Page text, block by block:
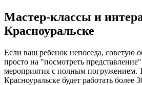
Мастер-классы и
Красноуральске
Если ваш ребенок непоседа, советую
просто на "посмотреть
мероприятия с полным погружением.
Красноуральске будет работать более